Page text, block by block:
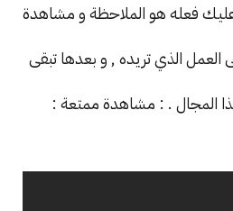
فعله هو الملاحظة و مشاهدة
العمل الذي تريده , و بعدها تبقى
المجال . : مشاهدة ممتعة :